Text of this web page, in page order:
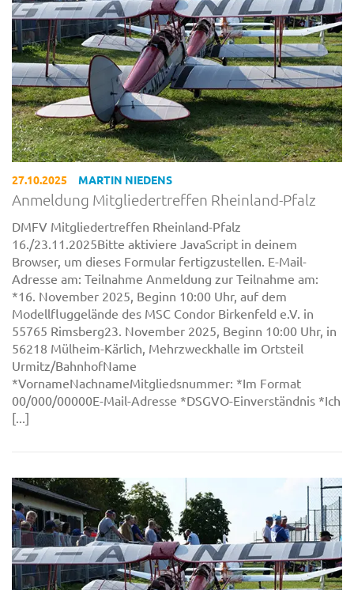
27.10.2025 MARTIN NIEDENS
Anmeldung Mitgliedertreffen Rheinland-Pfalz
DMFV Mitgliedertreffen Rheinland-Pfalz
16./23.11.2025Bitte aktiviere JavaScript in deinem
Browser, um dieses Formular fertigzustellen. E-Mail-
Adresse am: Teilnahme Anmeldung zur Teilnahme am:
*16. November 2025, Beginn 10:00 Uhr, auf dem
Modellfluggelände des MSC Condor Birkenfeld e.V. in
55765 Rimsberg23. November 2025, Beginn 10:00 Uhr, in
56218 Mülheim-Kärlich, Mehrzweckhalle im Ortsteil
Urmitz/BahnhofName
*VornameNachnameMitgliedsnummer: *Im Format
00/000/00000E-Mail-Adresse *DSGVO-Einverständnis *Ich
[...]